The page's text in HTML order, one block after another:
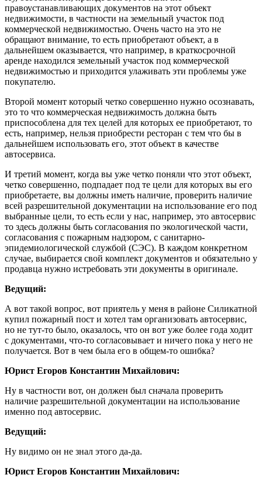
правоустанавливающих документов на этот объект
недвижимости, в частности на земельный участок под
коммерческой недвижимостью. Очень часто на это не
обращают внимание, то есть приобретают объект, а в
дальнейшем оказывается, что например, в краткосрочной
аренде находился земельный участок под коммерческой
недвижимостью и приходится улаживать эти проблемы уже
покупателю.
Второй момент который четко совершенно нужно осознавать,
это то что коммерческая недвижимость должна быть
приспособлена для тех целей для которых ее приобретают, то
есть, например, нельзя приобрести ресторан с тем что бы в
дальнейшем использовать его, этот объект в качестве
автосервиса.
И третий момент, когда вы уже четко поняли что этот объект,
четко совершенно, подпадает под те цели для которых вы его
приобретаете, вы должны иметь наличие, проверить наличие
всей разрешительной документации на использование его под
выбранные цели, то есть если у нас, например, это автосервис
то здесь должны быть согласования по экологической части,
согласования с пожарным надзором, с санитарно-
эпидемиологической службой (СЭС). В каждом конкретном
случае, выбирается свой комплект документов и обязательно у
продавца нужно истребовать эти документы в оригинале.
Ведущий:
А вот такой вопрос, вот приятель у меня в районе Силикатной
купил пожарный пост и хотел там организовать автосервис,
но не тут-то было, оказалось, что он вот уже более года ходит
с документами, что-то согласовывает и ничего пока у него не
получается. Вот в чем была его в общем-то ошибка?
Юрист Егоров Константин Михайлович:
Ну в частности вот, он должен был сначала проверить
наличие разрешительной документации на использование
именно под автосервис.
Ведущий:
Ну видимо он не знал этого да-да.
Юрист Егоров Константин Михайлович: